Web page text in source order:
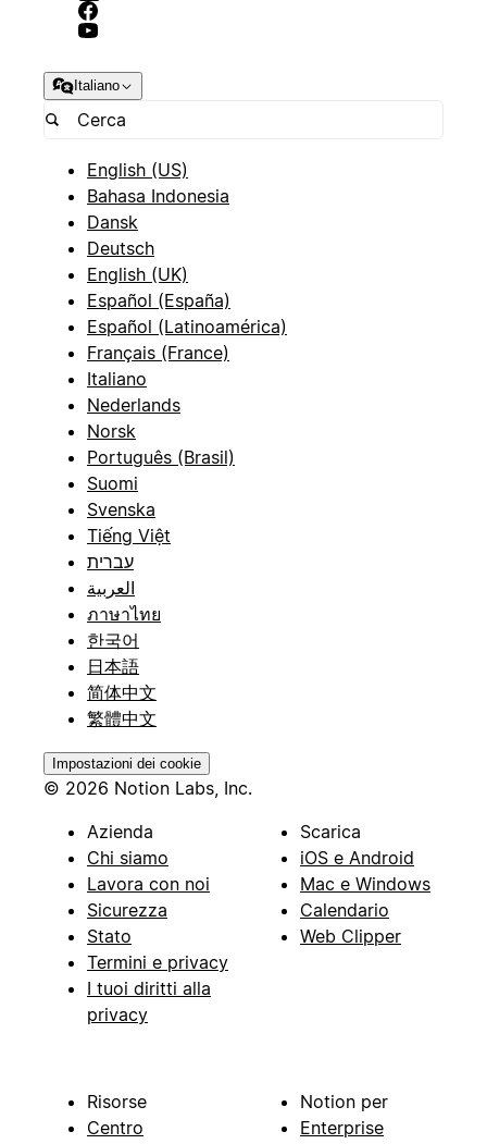
Italiano
English (US)
Bahasa Indonesia
Dansk
Deutsch
English (UK)
Español (España)
Español (Latinoamérica)
Français (France)
Italiano
Nederlands
Norsk
Português (Brasil)
Suomi
Svenska
Tiếng Việt
עברית
العربية
ภาษาไทย
한국어
日本語
简体中文
繁體中文
Impostazioni dei cookie
© 2026 Notion Labs, Inc.
Azienda
Chi siamo
Lavora con noi
Sicurezza
Stato
Termini e privacy
I tuoi diritti alla
privacy
Scarica
iOS e Android
Mac e Windows
Calendario
Web Clipper
Risorse
Centro
Notion per
Enterprise